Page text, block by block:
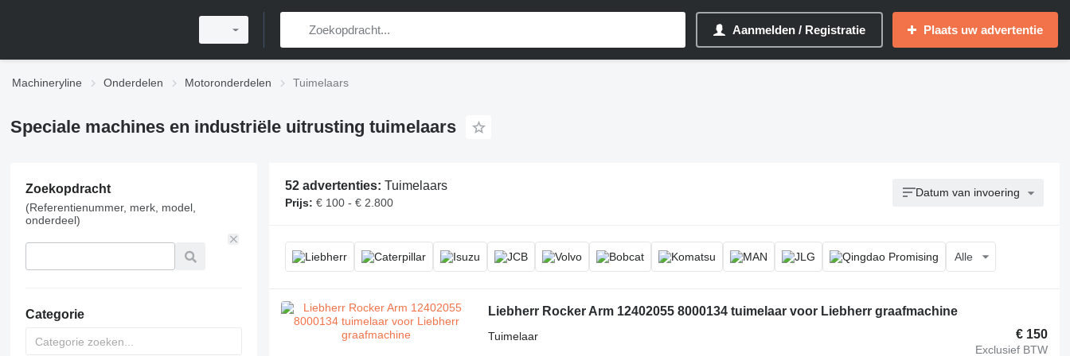
Aanmelden / Registratie Plaats uw advertentie
Machineryline Onderdelen Motoronderdelen Tuimelaars
Speciale machines en industriële uitrusting tuimelaars
Zoekopdracht
(Referentienummer, merk, model,
onderdeel)
Categorie
52 advertenties: Tuimelaars
Prijs: € 100 - € 2.800
Datum van invoering
Alle
Liebherr Rocker Arm 12402055 8000134 tuimelaar voor Liebherr graafmachine
€ 150
Exclusief BTW
Tuimelaar